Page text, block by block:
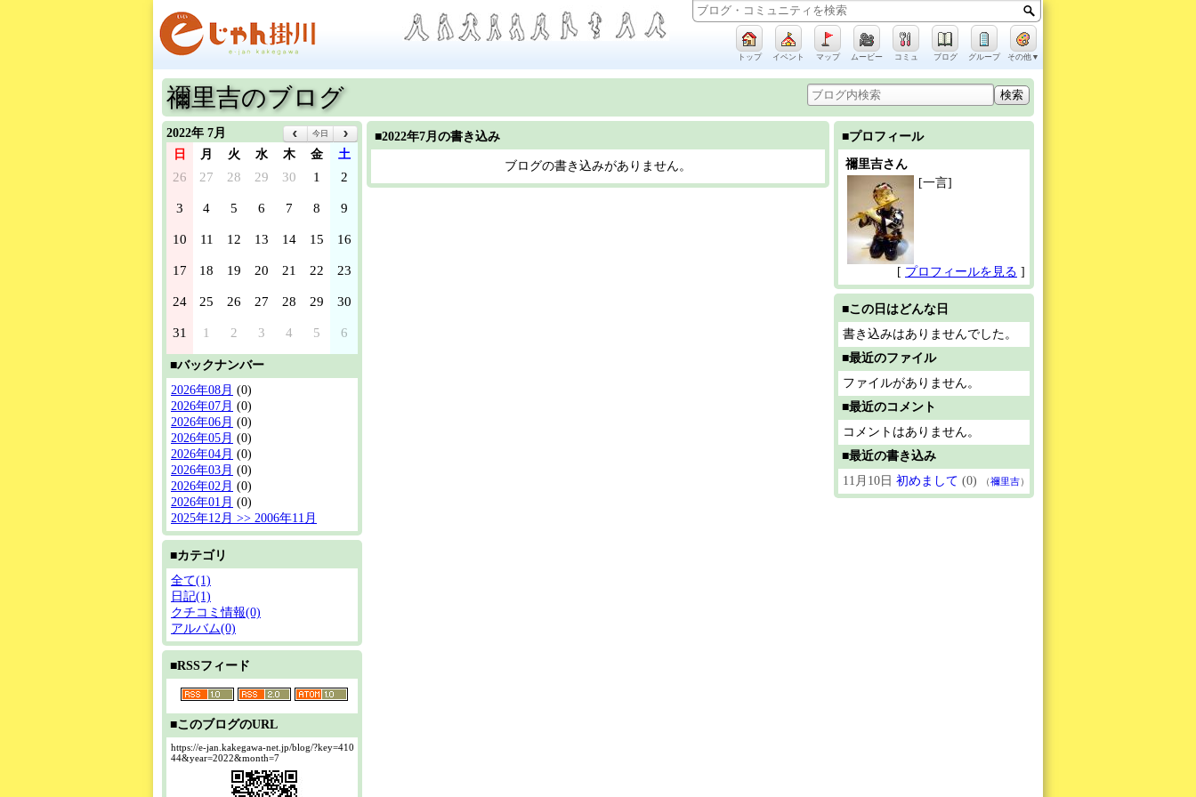
トップ イベント マップ ムービー コミュ ブログ グループ その他▼
禰里吉のブログ
2022年 7月 今日
日 月 火 水 木 金 土
26 27 28 29 30 1 2
3 4 5 6 7 8 9
10 11 12 13 14 15 16
17 18 19 20 21 22 23
24 25 26 27 28 29 30
31 1 2 3 4 5 6
■バックナンバー
2026年08月 (0)
2026年07月 (0)
2026年06月 (0)
2026年05月 (0)
2026年04月 (0)
2026年03月 (0)
2026年02月 (0)
2026年01月 (0)
2025年12月 >> 2006年11月
■カテゴリ
全て(1)
日記(1)
クチコミ情報(0)
アルバム(0)
■RSSフィード
■このブログのURL
https://e-jan.kakegawa-net.jp/blog/?key=410
44&year=2022&month=7
■2022年7月の書き込み
ブログの書き込みがありません。
■プロフィール
禰里吉さん
[一言]
[ プロフィールを見る ]
■この日はどんな日
書き込みはありませんでした。
■最近のファイル
ファイルがありません。
■最近のコメント
コメントはありません。
■最近の書き込み
11月10日 初めまして (0) （禰里吉）